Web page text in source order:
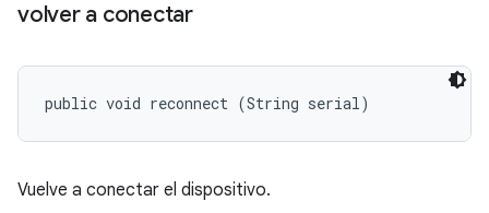
volver a conectar
public void reconnect (String serial)
Vuelve a conectar el dispositivo.